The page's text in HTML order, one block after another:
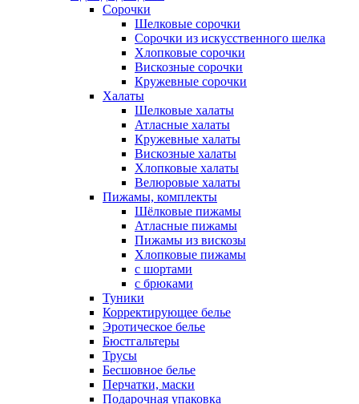
Сорочки
Шелковые сорочки
Сорочки из искусственного шелка
Хлопковые сорочки
Вискозные сорочки
Кружевные сорочки
Халаты
Шелковые халаты
Атласные халаты
Кружевные халаты
Вискозные халаты
Хлопковые халаты
Велюровые халаты
Пижамы, комплекты
Шёлковые пижамы
Атласные пижамы
Пижамы из вискозы
Хлопковые пижамы
с шортами
с брюками
Туники
Корректирующее белье
Эротическое белье
Бюстгальтеры
Трусы
Бесшовное белье
Перчатки, маски
Подарочная упаковка